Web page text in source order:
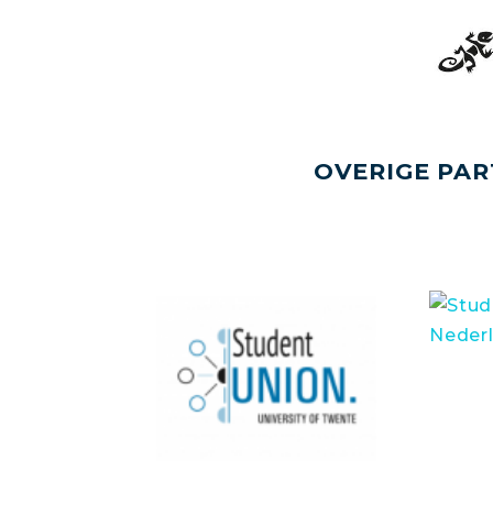
OVERIGE